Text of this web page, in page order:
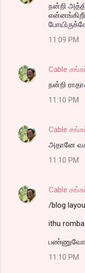
நன்றி
11:09 PM
Cable
நன்றி
11:10 PM
Cable
அதானே
11:10 PM
Cable
/blog
ithu
பண்ணுவோம்
11:10 PM